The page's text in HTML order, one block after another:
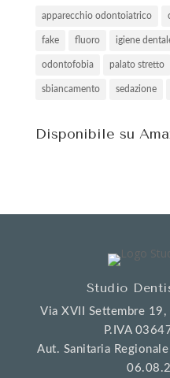
apparecchio odontoiatrico
fake fluoro igiene
odontofobia palato stretto
sbiancamento sedazione
Disponibile su
Studio
Via XVII Settembre
P.IVA
Aut. Sanitaria